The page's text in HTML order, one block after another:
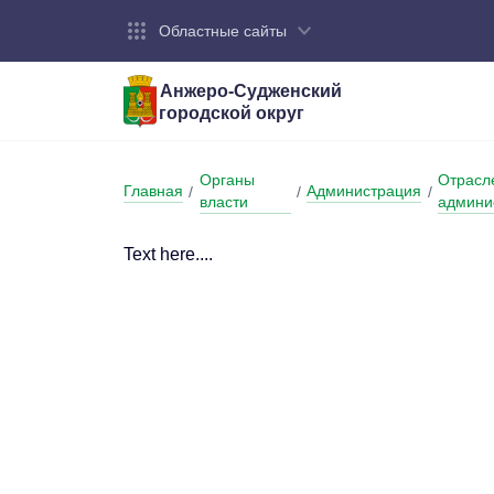
Областные сайты
Анжеро-Судженский
городской округ
Устав
Главная /
Органы
власти
/ Администрация /
Text here....